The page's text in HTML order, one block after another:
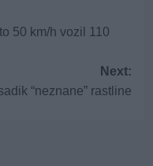
50 km/h vozil 110
Next:
“neznane” rastline